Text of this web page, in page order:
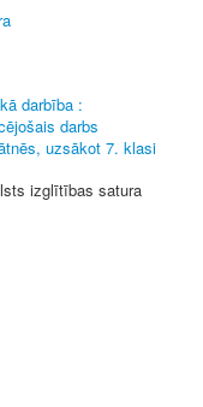
darbība :
darbs
uzsākot 7. klasi
izglītības satura